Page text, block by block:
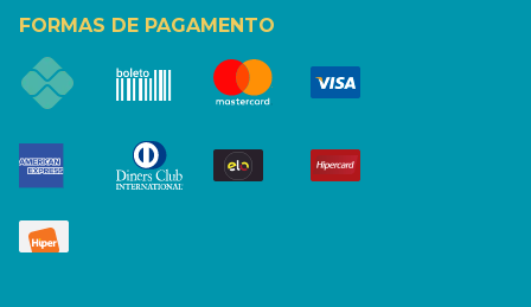
FORMAS DE PAGAMENTO